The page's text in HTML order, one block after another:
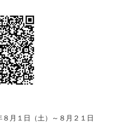
１日（土）～８月２１日